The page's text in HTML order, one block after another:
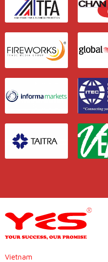
Vietnam